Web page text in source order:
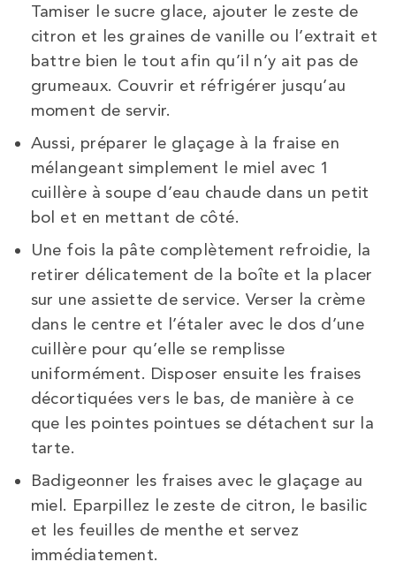
Tamiser le sucre glace, ajouter le zeste de
citron et les graines de vanille ou l’extrait et
battre bien le tout afin qu’il n’y ait pas de
grumeaux. Couvrir et réfrigérer jusqu’au
moment de servir.
Aussi, préparer le glaçage à la fraise en
mélangeant simplement le miel avec 1
cuillère à soupe d’eau chaude dans un petit
bol et en mettant de côté.
Une fois la pâte complètement refroidie, la
retirer délicatement de la boîte et la placer
sur une assiette de service. Verser la crème
dans le centre et l’étaler avec le dos d’une
cuillère pour qu’elle se remplisse
uniformément. Disposer ensuite les fraises
décortiquées vers le bas, de manière à ce
que les pointes pointues se détachent sur la
tarte.
Badigeonner les fraises avec le glaçage au
miel. Eparpillez le zeste de citron, le basilic
et les feuilles de menthe et servez
immédiatement.